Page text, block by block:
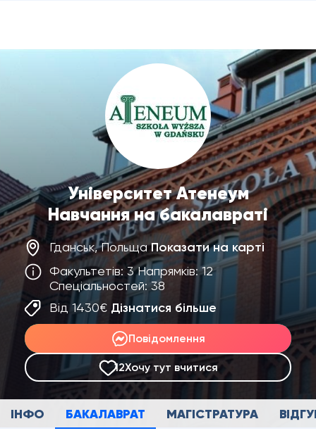
Університет Атенеум
Навчання на бакалавраті
Гданськ, ПольщаПоказати на карті
Факультетів: 3 Напрямків: 12
Спеціальностей: 38
Від 1430€ Дізнатися більше
Повідомлення
12Хочу тут вчитися
ІНФО БАКАЛАВРАТ МАГІСТРАТУРА